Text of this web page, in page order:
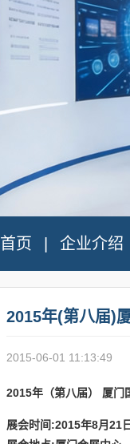
首页 企业介绍
2015年(第八届)
2015-06-01 11:13:49
2015年（第八届） 厦门
展会时间:2015年8月21